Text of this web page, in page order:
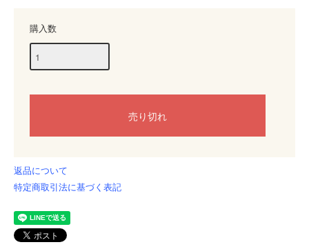
購入数
返品について
特定商取引法に基づく表記